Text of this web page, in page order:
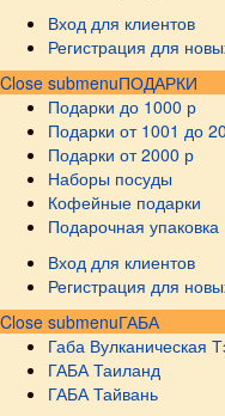
Вход для клиентов
Регистрация для
Close submenuПОДАРКИ
Подарки до 1000 р
Подарки от 1001 до
Подарки от 2000 р
Наборы посуды
Кофейные подарки
Подарочная упаковка
Вход для клиентов
Регистрация для
Close submenuГАБА
Габа Вулканическая
ГАБА Таиланд
ГАБА Тайвань